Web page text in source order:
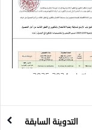
التدوينة السابقة